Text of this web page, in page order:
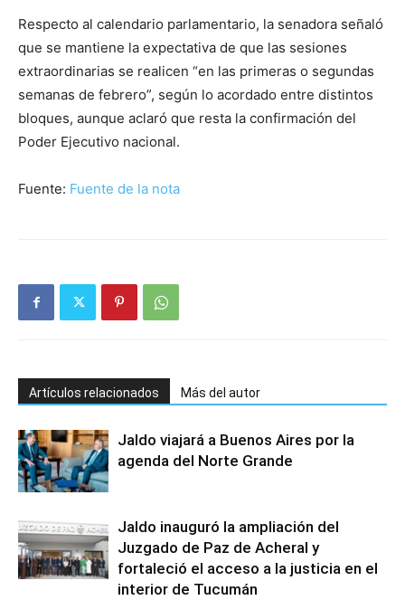
Respecto al calendario parlamentario, la senadora señaló
que se mantiene la expectativa de que las sesiones
extraordinarias se realicen “en las primeras o segundas
semanas de febrero”, según lo acordado entre distintos
bloques, aunque aclaró que resta la confirmación del
Poder Ejecutivo nacional.
Fuente: Fuente de la nota
Artículos relacionados Más del autor
Jaldo viajará a Buenos Aires por la
agenda del Norte Grande
Jaldo inauguró la ampliación del
Juzgado de Paz de Acheral y
fortaleció el acceso a la justicia en el
interior de Tucumán